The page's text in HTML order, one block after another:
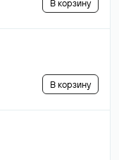
В корзину
В корзину